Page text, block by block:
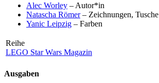
Alec Worley – Autor*in
Natascha Römer– Zeichnungen, Tusche
Yanic Leipzig – Farben
Reihe
LEGO Star Wars Magazin
Ausgaben